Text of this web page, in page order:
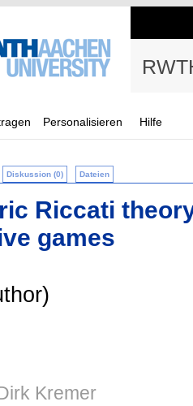
Personalisieren Hilfe
Diskussion (0) Dateien
Riccati
games
Kremer